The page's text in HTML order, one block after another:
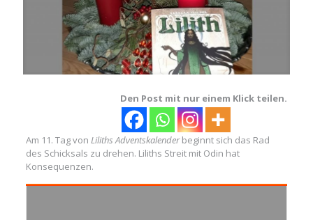
Den Post mit nur einem Klick teilen.
Am 11. Tag von Liliths Adventskalenderbeginnt sich das Rad
des Schicksals zu drehen. Liliths Streit mit Odin hat
Konsequenzen.